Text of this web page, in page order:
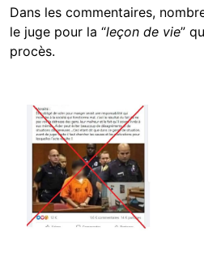
Dans les commentaires,
le juge pour la “leçon de vie”
procès.
Image